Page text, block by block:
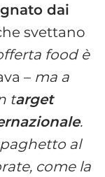
dai
svettano
food è
– ma a
target
.
al
come la